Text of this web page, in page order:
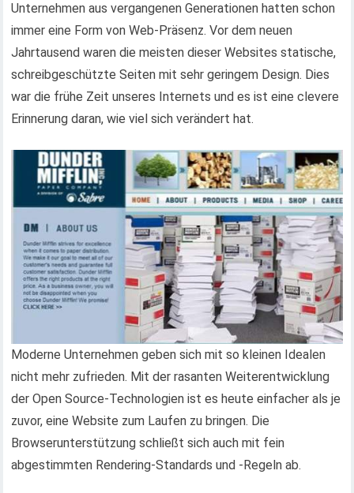
Unternehmen aus vergangenen Generationen hatten schon
immer eine Form von Web-Präsenz. Vor dem neuen
Jahrtausend waren die meisten dieser Websites statische,
schreibgeschützte Seiten mit sehr geringem Design. Dies
war die frühe Zeit unseres Internets und es ist eine clevere
Erinnerung daran, wie viel sich verändert hat.
Moderne Unternehmen geben sich mit so kleinen Idealen
nicht mehr zufrieden. Mit der rasanten Weiterentwicklung
der Open Source-Technologien ist es heute einfacher als je
zuvor, eine Website zum Laufen zu bringen. Die
Browserunterstützung schließt sich auch mit fein
abgestimmten Rendering-Standards und -Regeln ab.